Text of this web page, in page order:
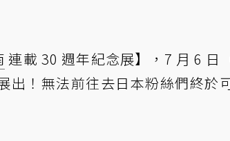
連載 30 週年紀念展】，7 月 6 日
出！無法前往去日本粉絲們終於